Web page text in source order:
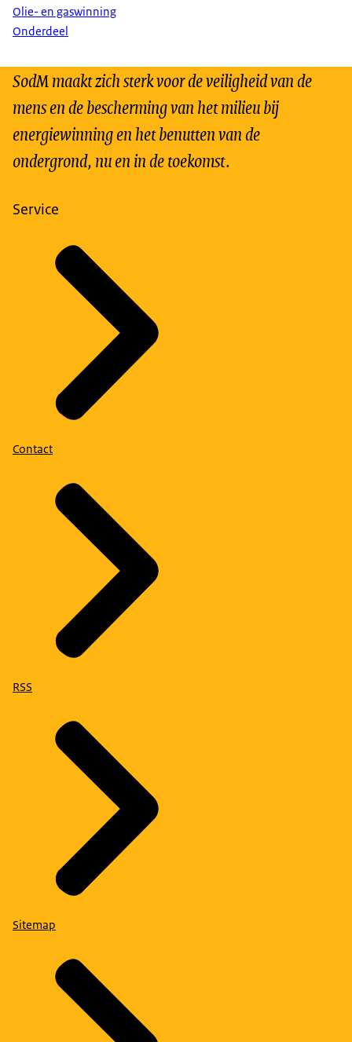
Olie- en gaswinning
Onderdeel
SodM maakt zich sterk voor de veiligheid van de
mens en de bescherming van het milieu bij
energiewinning en het benutten van de
ondergrond, nu en in de toekomst.
Service
Contact
RSS
Sitemap